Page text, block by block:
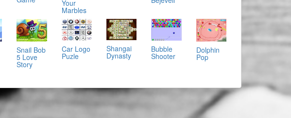
Your
Marbles
Snail Bob
5 Love
Story
Car Logo
Puzle
Shangai
Dynasty
Bubble
Shooter
Dolphin
Pop